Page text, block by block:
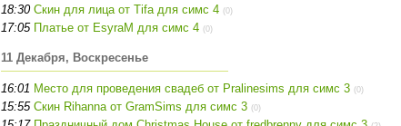
18:30 Скин для лица от Tifa для симс 4 (0)
17:05 Платье от EsyraM для симс 4 (0)
11 Декабря, Воскресенье
16:01 Место для проведения свадеб от Pralinesims для симс 3 (0)
15:55 Скин Rihanna от GramSims для симс 3 (0)